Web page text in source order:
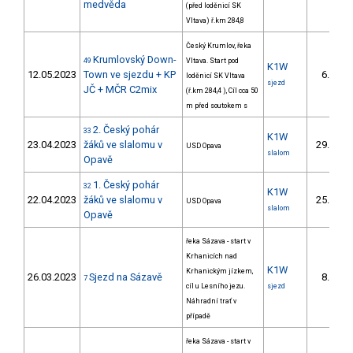
medvěda
(před loděnicí SK
Vltava) ř.km 284,8
12.05.2023
49 Krumlovský Down-
Town ve sjezdu + KP
JČ + MČR C2mix
Český Krumlov, řeka
Vltava. Start pod
loděnicí SK Vltava
(ř.km 284,4 ), Cíl cca 50
m před soutokem s
K1W
sjezd
6.
23.04.2023
33 2. Český pohár
žáků ve slalomu v
Opavě
USD Opava
K1W
slalom
29.
22.04.2023
32 1. Český pohár
žáků ve slalomu v
Opavě
USD Opava
K1W
slalom
25.
26.03.2023 7 Sjezd na Sázavě
řeka Sázava - start v
Krhanicích nad
Krhanickým jízkem,
cíl u Lesního jezu.
Náhradní trať v
případě
K1W
sjezd
8.
řeka Sázava - start v